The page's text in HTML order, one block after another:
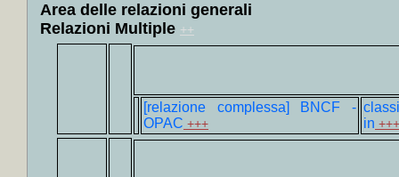
+La
+La
+
Un
+La
Area delle relazioni generali
Relazioni Multiple ++
[relazione complessa] BNCF -
OPAC +++
in +++